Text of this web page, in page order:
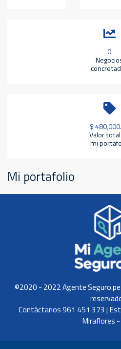
0
$
Valor
mi
Mi portafolio
©2020 - 2022 Agente Seguro.pe
Contáctanos 961 451 373 |
Miraflores